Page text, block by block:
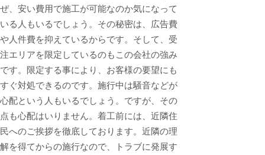
ぜ、安い費用で施工が可能なのか気になって
いる人もいるでしょう。その秘密は、広告費
や人件費を抑えているからです。そして、受
注エリアを限定しているのもこの会社の強み
です。限定する事により、お客様の要望にも
すぐ対処できるのです。施行中は騒音などが
心配という人もいるでしょう。ですが、その
点も心配はいりません。着工前には、近隣住
民へのご挨拶を徹底しております。近隣の理
解を得てからの施行なので、トラブに発展す